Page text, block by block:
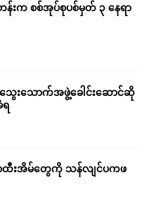
းက စစ်အုပ်စုပစ်မှတ် ၃ နေရာ
ေးသောက်အဖွဲ့ခေါင်းဆောင်ဆို
ရ
ထီးအိမ်တွေကို သန်လျင်ပကဖ